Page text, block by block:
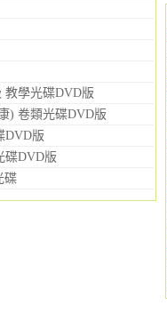
教學光碟DVD版
) 卷類光碟DVD版
DVD版
碟DVD版
碟